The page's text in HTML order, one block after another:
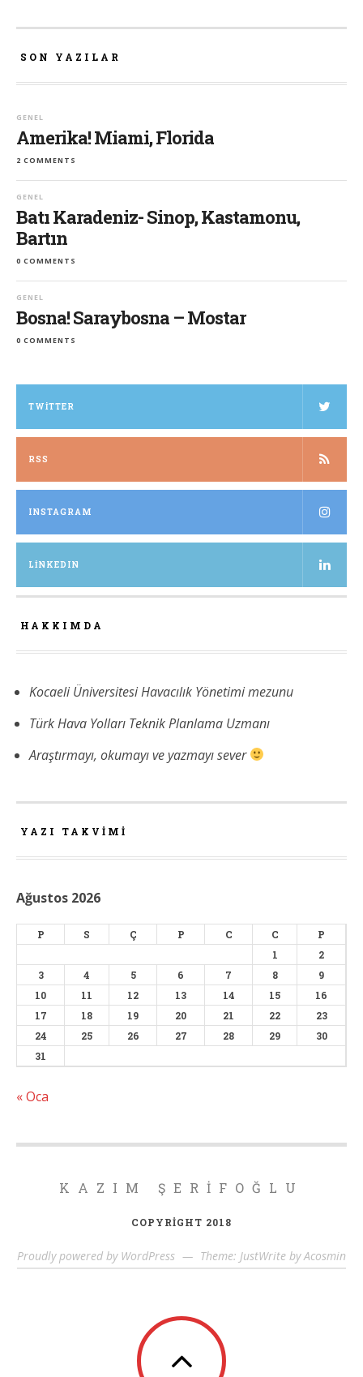
SON YAZILAR
GENEL
Amerika! Miami, Florida
2 COMMENTS
GENEL
Batı Karadeniz- Sinop, Kastamonu,
Bartın
0 COMMENTS
GENEL
Bosna! Saraybosna – Mostar
0 COMMENTS
TWITTER
RSS
INSTAGRAM
LINKEDIN
HAKKIMDA
Kocaeli Üniversitesi Havacılık Yönetimi mezunu
Türk Hava Yolları Teknik Planlama Uzmanı
Araştırmayı, okumayı ve yazmayı sever
YAZI TAKVIMI
Ağustos 2026
P S Ç P C C
P
1
2
3
4 5 6 7 8
9
10
11 12 13 14 15
16
17
18 19 20 21 22
23
24
25 26 27 28 29
30
31
« Oca
KAZIM ŞERIFOĞLU
COPYRIGHT 2018
Proudly powered by WordPress — Theme: JustWrite by Acosmin